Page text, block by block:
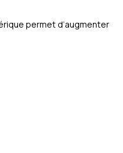
permet d’augmenter